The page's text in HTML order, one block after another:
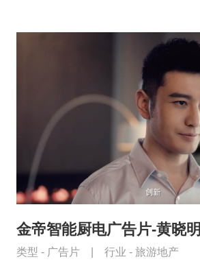
金帝智能厨电广告片-黄晓明
类型 - 广告片 行业 - 旅游地产